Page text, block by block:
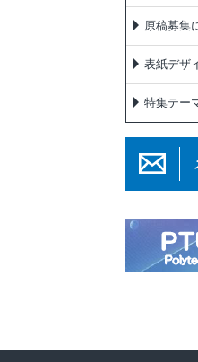
原稿募集
表紙デザ
特集テー